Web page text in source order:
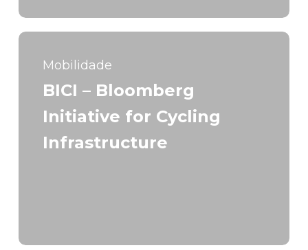
Mobilidade
BICI – Bloomberg
Initiative for Cycling
Infrastructure